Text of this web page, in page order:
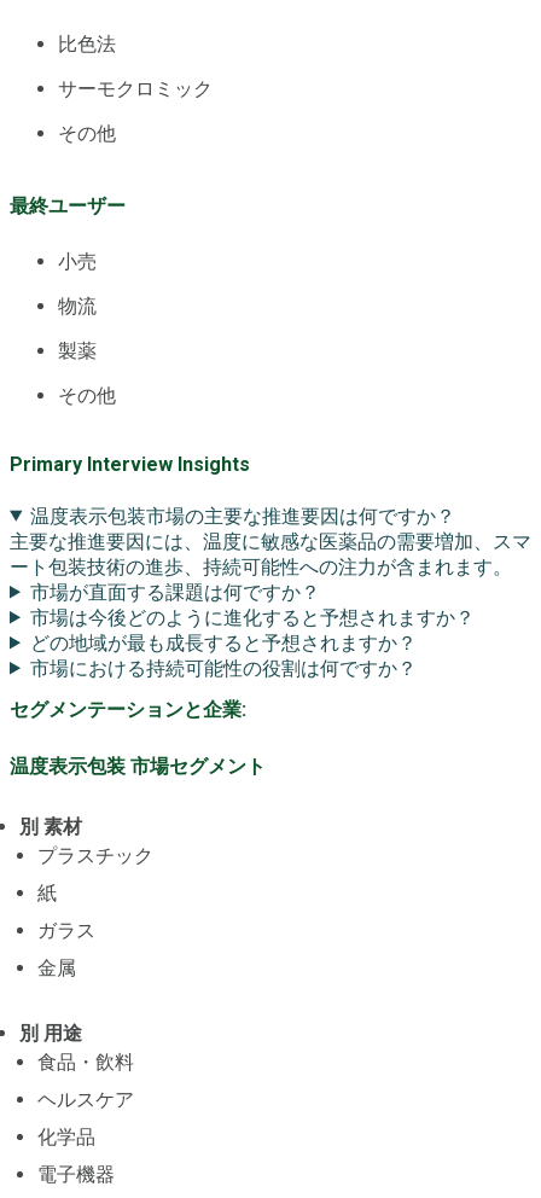
比色法
サーモクロミック
その他
最終ユーザー
小売
物流
製薬
その他
Primary Interview Insights
温度表示包装市場の主要な推進要因は何ですか？
主要な推進要因には、温度に敏感な医薬品の需要増加、スマ
ート包装技術の進歩、持続可能性への注力が含まれます。
市場が直面する課題は何ですか？
市場は今後どのように進化すると予想されますか？
どの地域が最も成長すると予想されますか？
市場における持続可能性の役割は何ですか？
セグメンテーションと企業:
温度表示包装 市場セグメント
別 素材
プラスチック
紙
ガラス
金属
別 用途
食品・飲料
ヘルスケア
化学品
電子機器